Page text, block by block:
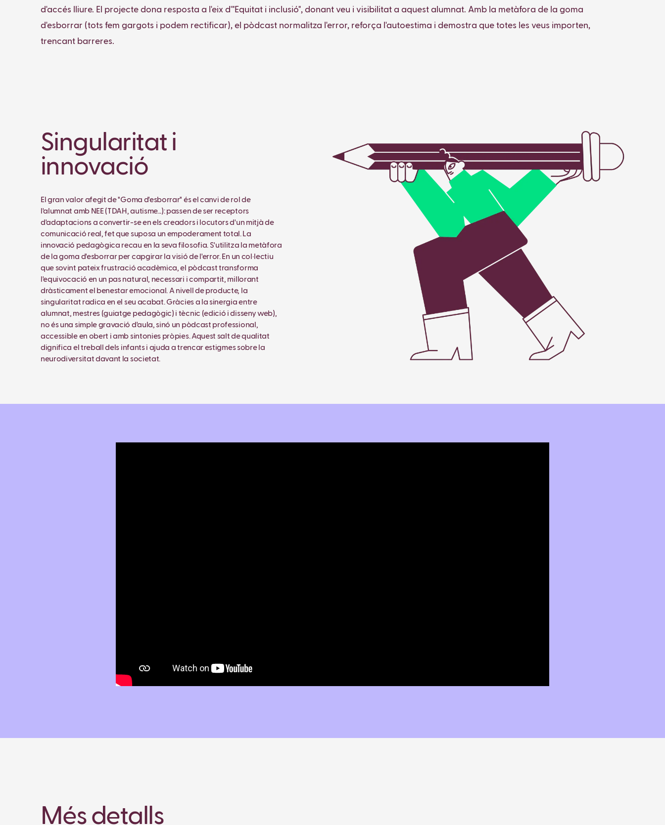
d'accés lliure. El projecte dona resposta a l'eix d'"Equitat i inclusió", donant veu i visibilitat a aquest alumnat. Amb la metàfora de la goma
d'esborrar (tots fem gargots i podem rectificar), el pòdcast normalitza l'error, reforça l'autoestima i demostra que totes les veus importen,
trencant barreres.
Singularitat i
innovació
El gran valor afegit de "Goma d'esborrar" és el canvi de rol de
l'alumnat amb NEE (TDAH, autisme...): passen de ser receptors
d'adaptacions a convertir-se en els creadors i locutors d'un mitjà de
comunicació real, fet que suposa un empoderament total. La
innovació pedagògica recau en la seva filosofia. S'utilitza la metàfora
de la goma d'esborrar per capgirar la visió de l'error. En un col·lectiu
que sovint pateix frustració acadèmica, el pòdcast transforma
l'equivocació en un pas natural, necessari i compartit, millorant
dràsticament el benestar emocional. A nivell de producte, la
singularitat radica en el seu acabat. Gràcies a la sinergia entre
alumnat, mestres (guiatge pedagògic) i tècnic (edició i disseny web),
no és una simple gravació d'aula, sinó un pòdcast professional,
accessible en obert i amb sintonies pròpies. Aquest salt de qualitat
dignifica el treball dels infants i ajuda a trencar estigmes sobre la
neurodiversitat davant la societat.
Més detalls